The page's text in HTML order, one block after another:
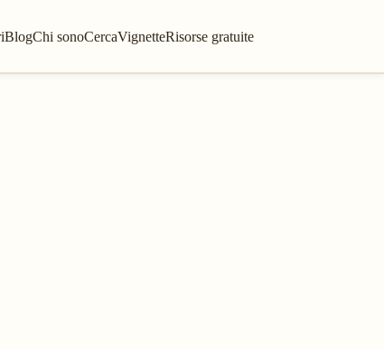
BlogChi sonoCercaVignetteRisorse gratuite